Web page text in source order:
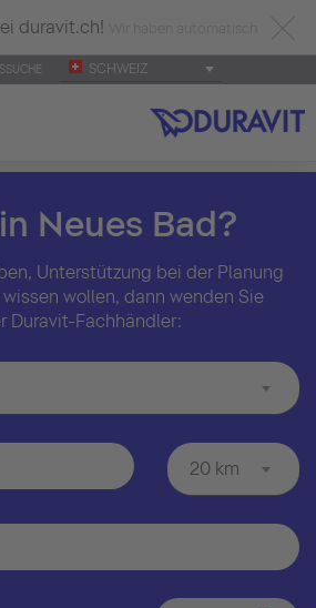
duravit.ch!
erkannt.
SCHWEIZ
Neues Bad?
Unterstützung bei der Planung
wollen, dann wenden Sie
Duravit-Fachhändler:
20 km